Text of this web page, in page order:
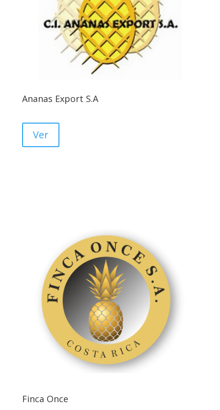
Ananas Export S.A
Ver
Finca Once